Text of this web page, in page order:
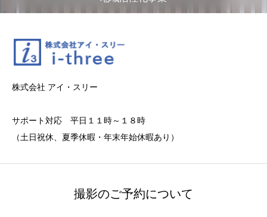
株式会社 アイ・スリー
サポート対応 平日１１時～１８時
（土日祝休、夏季休暇・年末年始休暇あり）
撮影のご予約について